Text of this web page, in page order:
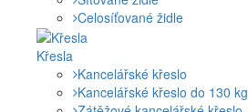
Celosíťované židle
Křesla
Kancelářské křeslo
Kancelářské křeslo do 130 kg